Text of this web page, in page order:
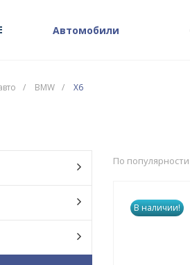
Автомобили
/ BMW / X6
По популярности
В наличии!